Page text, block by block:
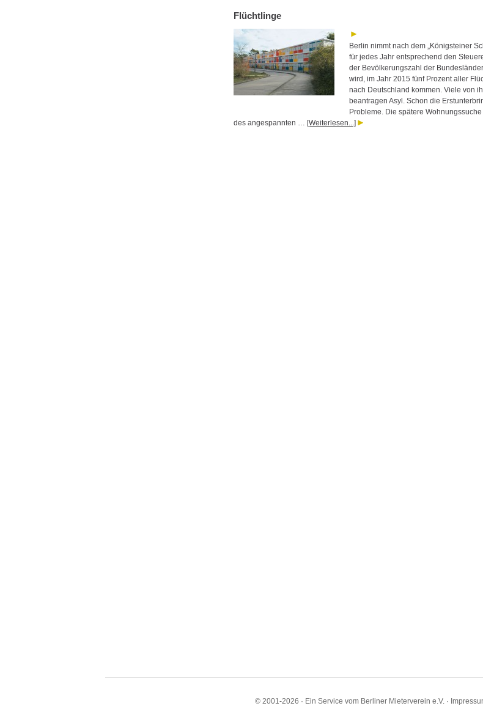
Flüchtlinge
Berlin nimmt nach dem „Königsteiner
für jedes Jahr entsprechend den
der Bevölkerungszahl der
wird, im Jahr 2015 fünf Prozent aller
nach Deutschland kommen. Viele von
beantragen Asyl. Schon die
Probleme. Die spätere
des angespannten … [Weiterlesen...]
© 2001-2026 · Ein Service vom Berliner Mieterverein e.V. ·